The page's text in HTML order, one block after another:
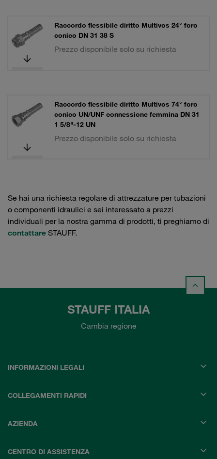
Raccordo flessibile diritto Multivos 24° foro
conico DN 31 38 S
Prezzo disponibile solo su richiesta
Raccordo flessibile diritto Multivos 74° foro
conico UN/UNF connessione femmina DN 31
1 5/8"-12 UN
Prezzo disponibile solo su richiesta
Se hai una richiesta regolare di attrezzature per tubazioni
o componenti idraulici e sei interessato a prezzi
individuali per la nostra gamma di prodotti, ti preghiamo di
contattare STAUFF.
STAUFF ITALIA
Cambia regione
INFORMAZIONI LEGALI
COLLEGAMENTI RAPIDI
AZIENDA
CENTRO DI ASSISTENZA